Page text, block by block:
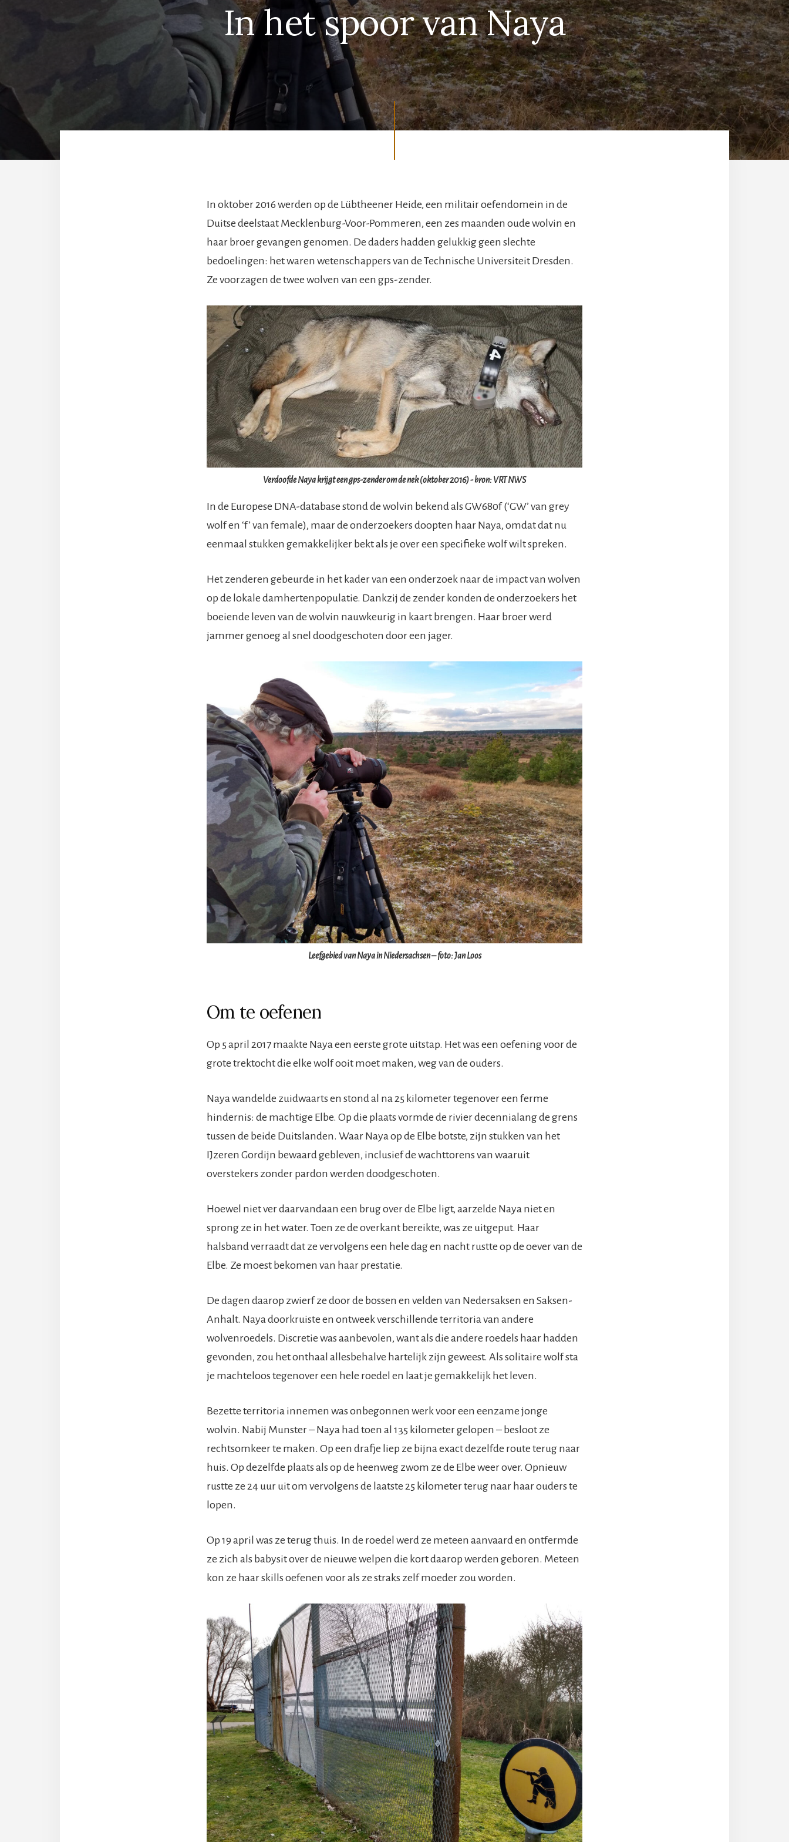
In het spoor van Naya
In oktober 2016 werden op de Lübtheener Heide, een militair oefendomein in de
Duitse deelstaat Mecklenburg-Voor-Pommeren, een zes maanden oude wolvin en
haar broer gevangen genomen. De daders hadden gelukkig geen slechte
bedoelingen: het waren wetenschappers van de Technische Universiteit Dresden.
Ze voorzagen de twee wolven van een gps-zender.
Verdoofde Naya krijgt een gps-zender om de nek (oktober 2016) - bron: VRT NWS
In de Europese DNA-database stond de wolvin bekend als GW680f (‘GW’ van grey
wolf en ‘f’ van female), maar de onderzoekers doopten haar Naya, omdat dat nu
eenmaal stukken gemakkelijker bekt als je over een specifieke wolf wilt spreken.
Het zenderen gebeurde in het kader van een onderzoek naar de impact van wolven
op de lokale damhertenpopulatie. Dankzij de zender konden de onderzoekers het
boeiende leven van de wolvin nauwkeurig in kaart brengen. Haar broer werd
jammer genoeg al snel doodgeschoten door een jager.
Leefgebied van Naya in Niedersachsen – foto: Jan Loos
Om te oefenen
Op 5 april 2017 maakte Naya een eerste grote uitstap. Het was een oefening voor de
grote trektocht die elke wolf ooit moet maken, weg van de ouders.
Naya wandelde zuidwaarts en stond al na 25 kilometer tegenover een ferme
hindernis: de machtige Elbe. Op die plaats vormde de rivier decennialang de grens
tussen de beide Duitslanden. Waar Naya op de Elbe botste, zijn stukken van het
IJzeren Gordijn bewaard gebleven, inclusief de wachttorens van waaruit
overstekers zonder pardon werden doodgeschoten.
Hoewel niet ver daarvandaan een brug over de Elbe ligt, aarzelde Naya niet en
sprong ze in het water. Toen ze de overkant bereikte, was ze uitgeput. Haar
halsband verraadt dat ze vervolgens een hele dag en nacht rustte op de oever van de
Elbe. Ze moest bekomen van haar prestatie.
De dagen daarop zwierf ze door de bossen en velden van Nedersaksen en Saksen-
Anhalt. Naya doorkruiste en ontweek verschillende territoria van andere
wolvenroedels. Discretie was aanbevolen, want als die andere roedels haar hadden
gevonden, zou het onthaal allesbehalve hartelijk zijn geweest. Als solitaire wolf sta
je machteloos tegenover een hele roedel en laat je gemakkelijk het leven.
Bezette territoria innemen was onbegonnen werk voor een eenzame jonge
wolvin. Nabij Munster – Naya had toen al 135 kilometer gelopen – besloot ze
rechtsomkeer te maken. Op een drafje liep ze bijna exact dezelfde route terug naar
huis. Op dezelfde plaats als op de heenweg zwom ze de Elbe weer over. Opnieuw
rustte ze 24 uur uit om vervolgens de laatste 25 kilometer terug naar haar ouders te
lopen.
Op 19 april was ze terug thuis. In de roedel werd ze meteen aanvaard en ontfermde
ze zich als babysit over de nieuwe welpen die kort daarop werden geboren. Meteen
kon ze haar skills oefenen voor als ze straks zelf moeder zou worden.